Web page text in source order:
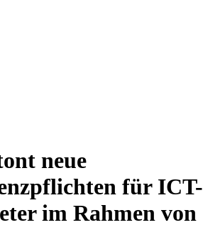
neue
für ICT-
im Rahmen von